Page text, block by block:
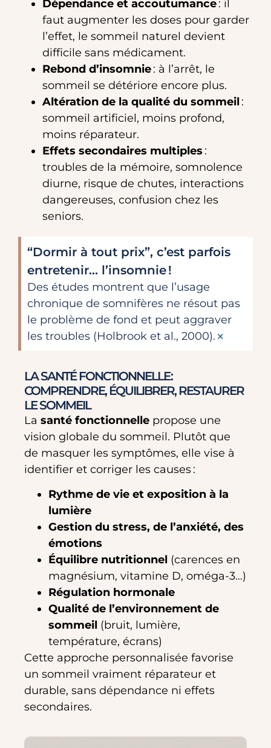
Dépendance et accoutumance: il
faut augmenter les doses pour garder
l’effet, le sommeil naturel devient
difficile sans médicament.
Rebond d’insomnie: à l’arrêt, le
sommeil se détériore encore plus.
Altération de la qualité du sommeil :
sommeil artificiel, moins profond,
moins réparateur.
Effets secondaires multiples :
troubles de la mémoire, somnolence
diurne, risque de chutes, interactions
dangereuses, confusion chez les
seniors.
“Dormir à tout prix”, c’est parfois
entretenir… l’insomnie !
Des études montrent que l’usage
chronique de somnifères ne résout pas
le problème de fond et peut aggraver
les troubles (Holbrook et al., 2000). ×
LA SANTÉ FONCTIONNELLE :
COMPRENDRE, ÉQUILIBRER, RESTAURER
LE SOMMEIL
La santé fonctionnelle propose une
vision globale du sommeil. Plutôt que
de masquer les symptômes, elle vise à
identifier et corriger les causes :
Rythme de vie et exposition à la
lumière
Gestion du stress, de l’anxiété, des
émotions
Équilibre nutritionnel (carences en
magnésium, vitamine D, oméga-3…)
Régulation hormonale
Qualité de l’environnement de
sommeil (bruit, lumière,
température, écrans)
Cette approche personnalisée favorise
un sommeil vraiment réparateur et
durable, sans dépendance ni effets
secondaires.